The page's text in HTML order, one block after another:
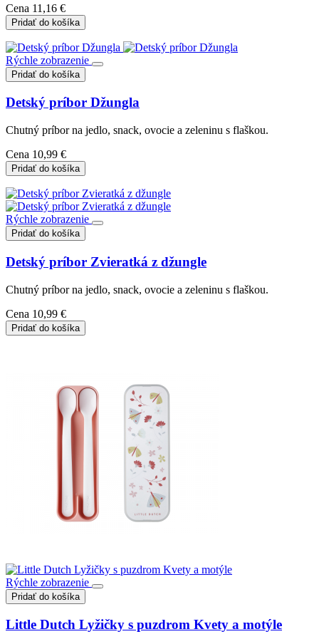
Cena 11,16 €
Pridať do košíka
Rýchle zobrazenie
Pridať do košíka
Detský príbor Džungla
Chutný príbor na jedlo, snack, ovocie a zeleninu s flaškou.
Cena 10,99 €
Pridať do košíka
Rýchle zobrazenie
Pridať do košíka
Detský príbor Zvieratká z džungle
Chutný príbor na jedlo, snack, ovocie a zeleninu s flaškou.
Cena 10,99 €
Pridať do košíka
Rýchle zobrazenie
Pridať do košíka
Little Dutch Lyžičky s puzdrom Kvety a motýle